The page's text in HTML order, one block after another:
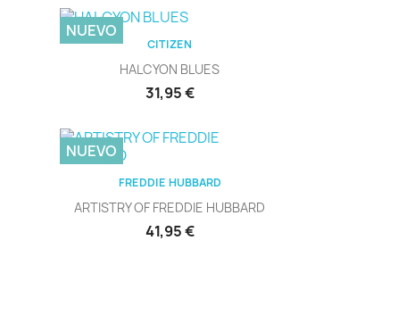
 Vista rápida
CITIZEN
HALCYON BLUES
Precio
31,95 €
NUEVO
Vista rápida
FREDDIE HUBBARD
ARTISTRY OF FREDDIE HUBBARD
Precio
41,95 €
NUEVO